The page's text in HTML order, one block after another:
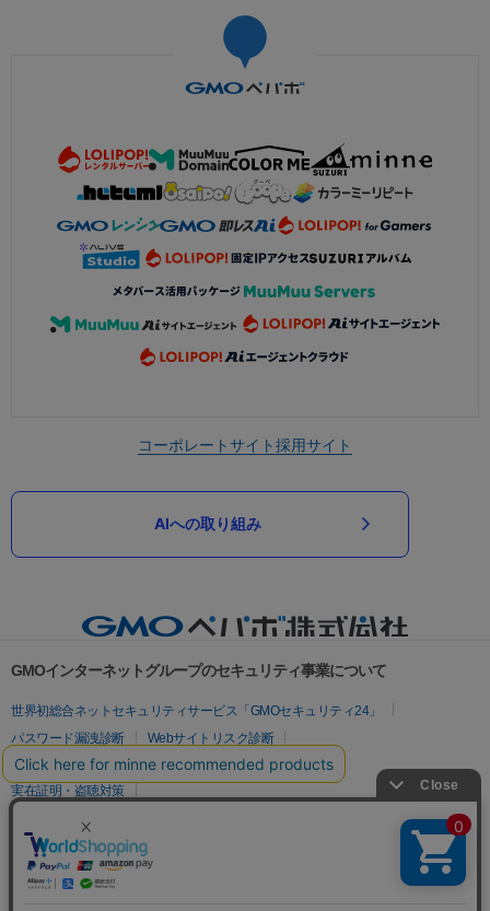
コーポレートサイト採用サイト
AIへの取り組み
GMOインターネットグループのセキュリティ事業について
世界初総合ネットセキュリティサービス「GMOセキュリティ24」
パスワード漏洩診断
Webサイトリスク診断
セキュリティ相談AIチャットボット
実在証明・盗聴対策
サイバー攻撃対策（GMO Flatt Security）
セキュリティ事業の軌跡